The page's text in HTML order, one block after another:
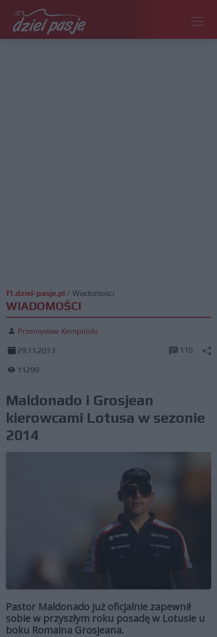
f1.dziel-pasje.pl / Wiadomości
WIADOMOŚCI
Przemysław Kempiński
29.11.2013
11299
110
Maldonado i Grosjean
kierowcami Lotusa w sezonie
2014
Pastor Maldonado już oficjalnie zapewnił
sobie w przyszłym roku posadę w Lotusie u
boku Romaina Grosjeana.